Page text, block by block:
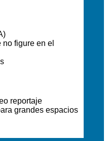
figure en el
reportaje
grandes espacios